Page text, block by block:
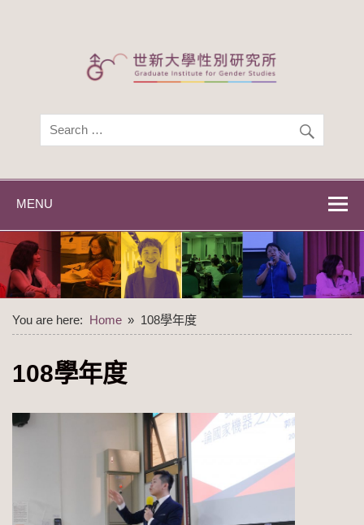
世新大學性別研
世新大學性別研究所
MENU
You are here: Home 108學年度
108學年度